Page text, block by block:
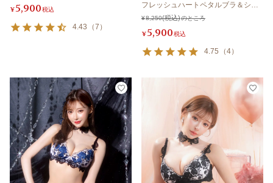
¥5,900税込
4.43 （7 ）
フレッシュハートペタルブラ＆ショ
ーツ 【LB5500】
¥8,250 のところ
¥5,900税込
4.75 （4）